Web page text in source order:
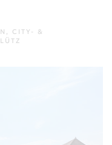
CITY- &